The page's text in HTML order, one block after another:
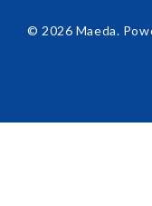
© 2026 Maeda.